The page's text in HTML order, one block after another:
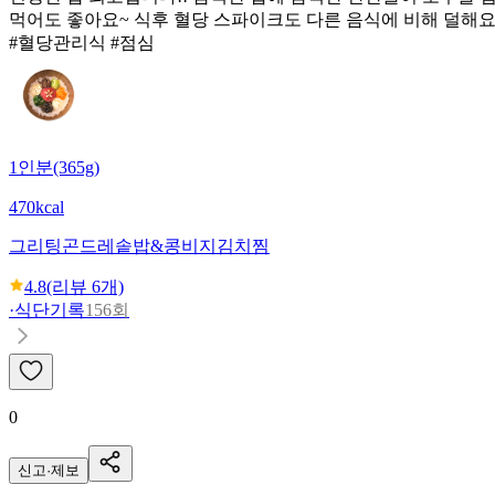
먹어도 좋아요~ 식후 혈당 스파이크도 다른 음식에 비해 덜해
#혈당관리식 #점심
1인분(365g)
470kcal
그리팅곤드레솥밥&콩비지김치찜
4.8(리뷰 6개)
·식단기록156회
0
신고·제보